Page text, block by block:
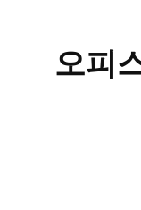
오피